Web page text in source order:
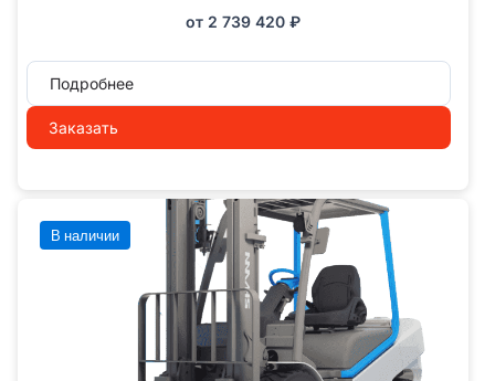
от 2 739 420 ₽
Подробнее
Заказать
В наличии